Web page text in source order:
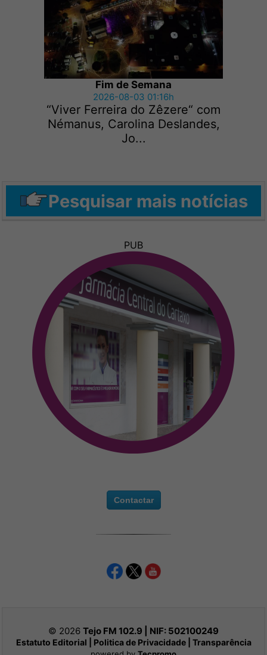
Fim de Semana
2026-08-03 01:16h
“Viver Ferreira do Zêzere“ com
Némanus, Carolina Deslandes,
Jo...
Pesquisar mais notícias
PUB
Contactar
© 2026 Tejo FM 102.9 | NIF: 502100249
Estatuto Editorial Politica de Privacidade| Transparência